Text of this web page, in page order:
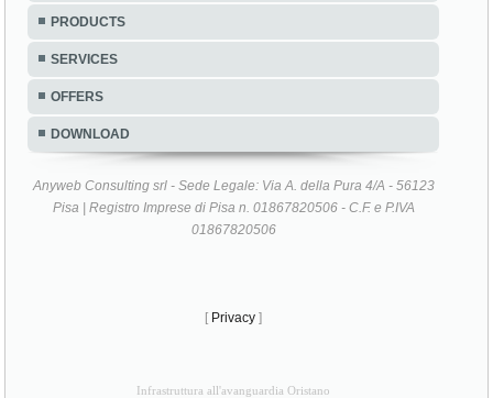
PRODUCTS
SERVICES
OFFERS
DOWNLOAD
Anyweb Consulting srl - Sede Legale: Via A. della Pura 4/A - 56123
Pisa | Registro Imprese di Pisa n. 01867820506 - C.F. e P.IVA
01867820506
[ Privacy ]
Infrastruttura all'avanguardia Oristano